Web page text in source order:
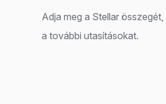
Adja meg a Stellar
a további utasításokat.